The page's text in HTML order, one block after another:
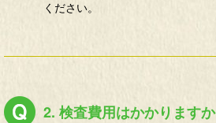
ください。
2. 検査費用はかかります